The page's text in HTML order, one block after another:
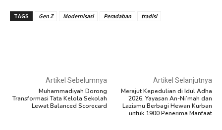
TAGS Gen Z Modernisasi Peradaban tradisi
Artikel Sebelumnya
Muhammadiyah Dorong
Transformasi Tata Kelola Sekolah
Lewat Balanced Scorecard
Artikel Selanjutnya
Merajut Kepedulian di Idul Adha
2026, Yayasan An-Ni’mah dan
Lazismu Berbagi Hewan Kurban
untuk 1900 Penerima Manfaat